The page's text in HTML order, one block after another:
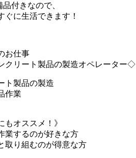
付きなので、
ぐに生活できます！
お仕事
クリート製品の製造オペレーター◇
ト製品の製造
作業
もオススメ！》
業するのが好きな方
取り組むのが得意な方